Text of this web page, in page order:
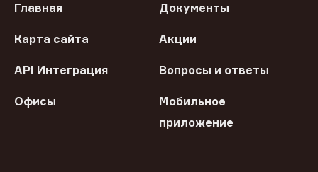
Главная Документы
Карта сайта Акции
API Интеграция Вопросы и ответы
Офисы
Мобильное
приложение